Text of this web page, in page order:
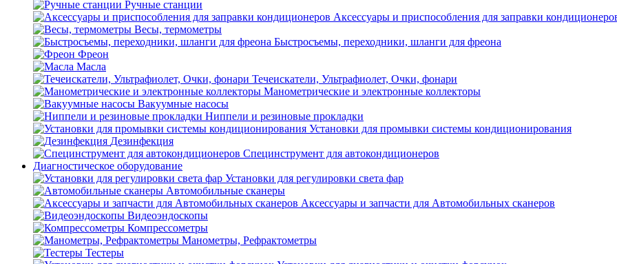
Ручные станции
Аксессуары и приспособления для заправки
Весы, термометры
Быстросъемы, переходники, шланги для фреона
Фреон
Масла
Течеискатели, Ультрафиолет, Очки, фонари
Манометрические и электронные коллекторы
Вакуумные насосы
Ниппели и резиновые прокладки
Установки для промывки системы кондиционирования
Дезинфекция
Специнструмент для автокондиционеров
Диагностическое оборудование
Установки для регулировки света фар
Автомобильные сканеры
Аксессуары и запчасти для Автомобильных сканеров
Видеоэндоскопы
Компрессометры
Манометры, Рефрактометры
Тестеры